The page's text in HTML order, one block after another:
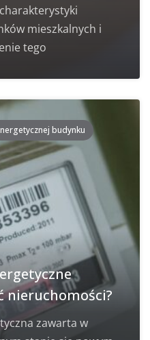
mieszkalnych i
tego
budynku
nieruchomości?
zawarta w